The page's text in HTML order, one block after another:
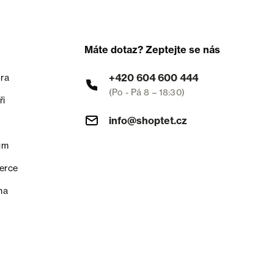
Máte dotaz? Zeptejte se nás
+420 604 600 444
(Po - Pá 8 – 18:30)
info@shoptet.cz